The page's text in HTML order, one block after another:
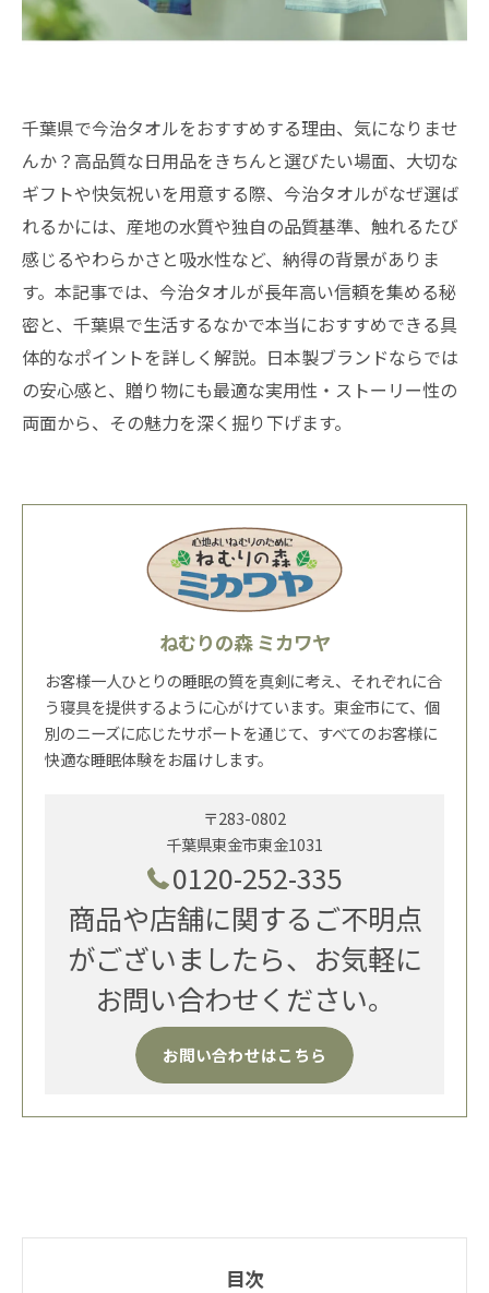
千葉県で今治タオルをおすすめする理由、気になりませ
んか？高品質な日用品をきちんと選びたい場面、大切な
ギフトや快気祝いを用意する際、今治タオルがなぜ選ば
れるかには、産地の水質や独自の品質基準、触れるたび
感じるやわらかさと吸水性など、納得の背景がありま
す。本記事では、今治タオルが長年高い信頼を集める秘
密と、千葉県で生活するなかで本当におすすめできる具
体的なポイントを詳しく解説。日本製ブランドならでは
の安心感と、贈り物にも最適な実用性・ストーリー性の
両面から、その魅力を深く掘り下げます。
ねむりの森 ミカワヤ
お客様一人ひとりの睡眠の質を真剣に考え、それぞれに合
う寝具を提供するように心がけています。東金市にて、個
別のニーズに応じたサポートを通じて、すべてのお客様に
快適な睡眠体験をお届けします。
〒283-0802
千葉県東金市東金1031
0120-252-335
商品や店舗に関するご不明点
がございましたら、お気軽に
お問い合わせください。
お問い合わせはこちら
目次